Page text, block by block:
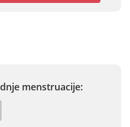
menstruacije: